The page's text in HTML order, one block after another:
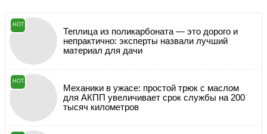
HOT
Теплица из поликарбоната — это дорого и
непрактично: эксперты назвали лучший
материал для дачи
HOT
Механики в ужасе: простой трюк с маслом
для АКПП увеличивает срок службы на 200
тысяч километров